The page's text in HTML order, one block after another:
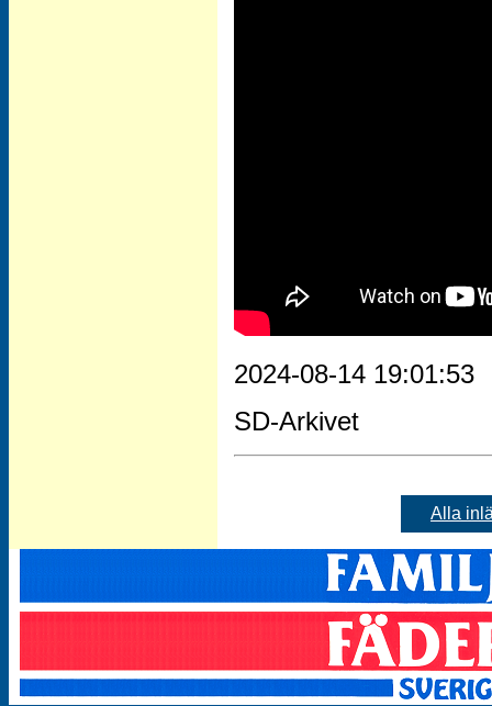
2024-08-14 19:01:53
SD-Arkivet
Alla